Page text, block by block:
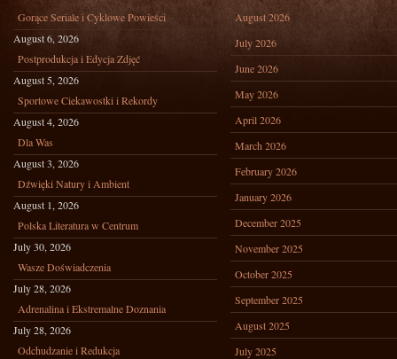
Gorące Seriale i Cyklowe Powieści
August 6, 2026
Postprodukcja i Edycja Zdjęć
August 5, 2026
Sportowe Ciekawostki i Rekordy
August 4, 2026
Dla Was
August 3, 2026
Dźwięki Natury i Ambient
August 1, 2026
Polska Literatura w Centrum
July 30, 2026
Wasze Doświadczenia
July 28, 2026
Adrenalina i Ekstremalne Doznania
July 28, 2026
Odchudzanie i Redukcja
August 2026
July 2026
June 2026
May 2026
April 2026
March 2026
February 2026
January 2026
December 2025
November 2025
October 2025
September 2025
August 2025
July 2025